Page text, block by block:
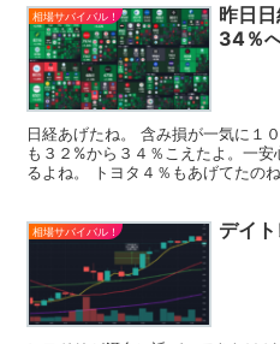
相場サバイバル！
昨日
34％
日経あげたね。 含み損が一気に１
も３２%から３４％こえたよ。一
るよね。 トヨタ４％もあげてたの
相場サバイバル！ デイ